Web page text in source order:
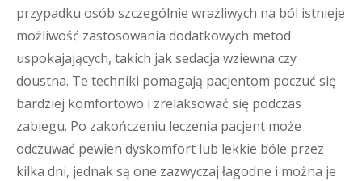
przypadku osób szczególnie wrażliwych na ból istnieje
możliwość zastosowania dodatkowych metod
uspokajających, takich jak sedacja wziewna czy
doustna. Te techniki pomagają pacjentom poczuć się
bardziej komfortowo i zrelaksować się podczas
zabiegu. Po zakończeniu leczenia pacjent może
odczuwać pewien dyskomfort lub lekkie bóle przez
kilka dni, jednak są one zazwyczaj łagodne i można je